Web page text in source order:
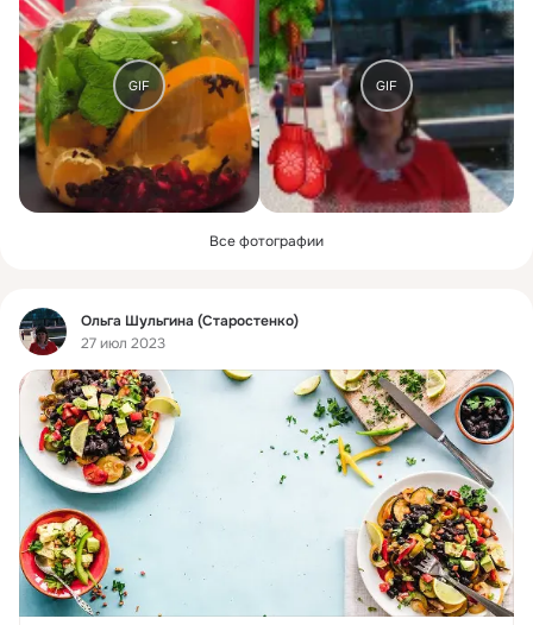
GIF GIF
Все фотографии
Фид
Ольга Шульгина (Старостенко)
27 июл 2023